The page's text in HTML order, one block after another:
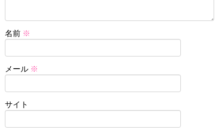
名前 ※
メール ※
サイト